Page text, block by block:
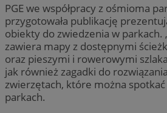
PGE we współpracy z ośmioma
przygotowała publikację
obiekty do zwiedzenia w parkach.
zawiera mapy z dostępnymi
oraz pieszymi i rowerowymi
jak również zagadki do
zwierzętach, które można
parkach.